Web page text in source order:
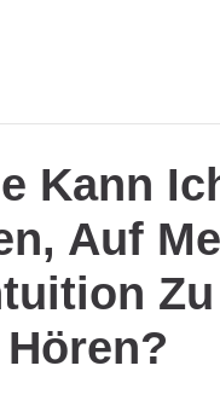
Kann
Auf
Zu
Hören?